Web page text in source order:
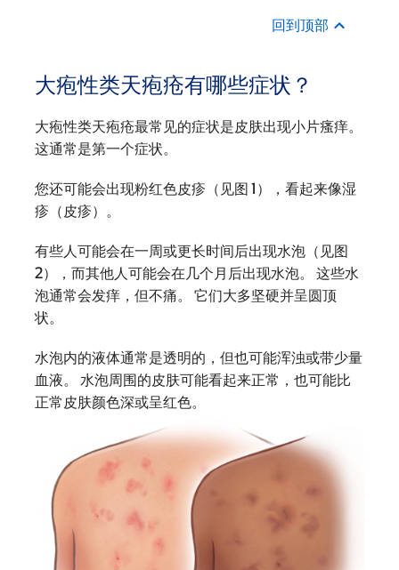
回到顶部
大疱性类天疱疮有哪些症状？
大疱性类天疱疮最常见的症状是皮肤出现小片瘙痒。
这通常是第一个症状。
您还可能会出现粉红色皮疹（见图 1），看起来像湿
疹（皮疹）。
有些人可能会在一周或更长时间后出现水泡（见图
2），而其他人可能会在几个月后出现水泡。 这些水
泡通常会发痒，但不痛。 它们大多坚硬并呈圆顶
状。
水泡内的液体通常是透明的，但也可能浑浊或带少量
血液。 水泡周围的皮肤可能看起来正常，也可能比
正常皮肤颜色深或呈红色。